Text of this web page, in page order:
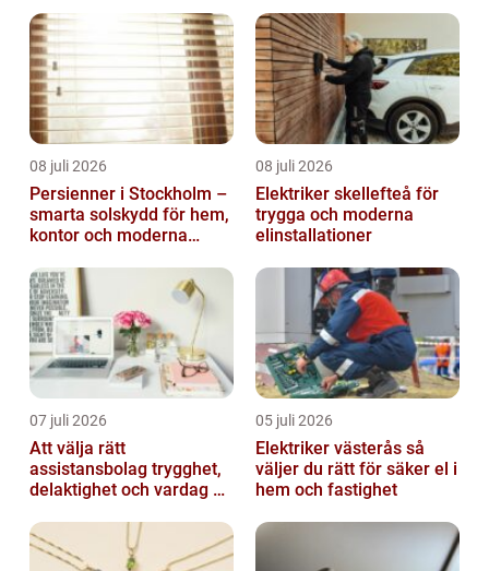
08 juli 2026
Persienner i Stockholm –
smarta solskydd för hem,
kontor och moderna
08 juli 2026
Elektriker skellefteå för
trygga och moderna
elinstallationer
07 juli 2026
Att välja rätt
assistansbolag trygghet,
delaktighet och vardag på
05 juli 2026
Elektriker västerås så
väljer du rätt för säker el i
hem och fastighet